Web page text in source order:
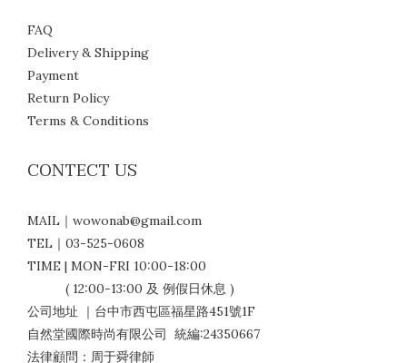
FAQ
Delivery & Shipping
Payment
Return Policy
Terms & Conditions
CONTECT US
MAIL｜wowonab@gmail.com
TEL｜03-525-0608
TIME | MON-FRI 10:00-18:00
( 12:00-13:00 及 例假日休息 )
公司地址 ｜台中市西屯區福星路451號1F
自然堂國際時尚有限公司 統編:24350667
法律顧問：周于舜律師